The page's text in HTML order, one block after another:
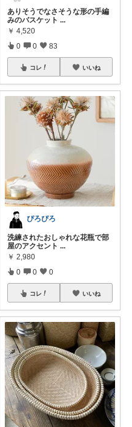
ありそうでなさそうな形の手編
みのバスケット ...
￥ 4,520
0 0 83
コレ いいね
ぴろぴろ
洗練されたおしゃれな花瓶で部
屋のアクセント ...
￥ 2,980
0 0 0
コレ いいね